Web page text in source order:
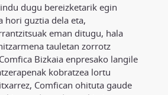
dugu bereizketarik egin
hori guztia dela eta,
eman ditugu, hala
tauletan zorrotz
Bizkaia enpresako langile
kobratzea lortu
Comfican ohituta gaude